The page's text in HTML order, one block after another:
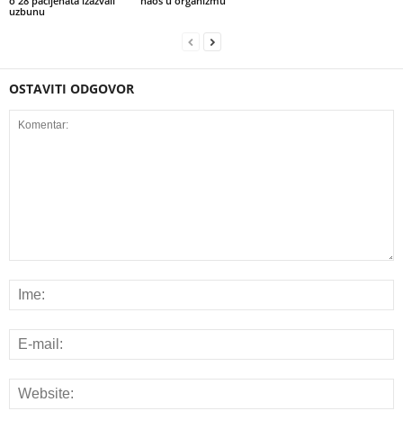
uzbunu
OSTAVITI ODGOVOR